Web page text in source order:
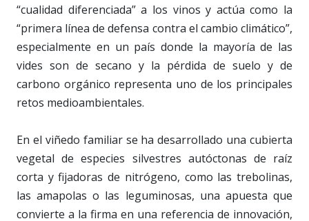
“cualidad diferenciada” a los vinos y actúa como la
“primera línea de defensa contra el cambio climático”,
especialmente en un país donde la mayoría de las
vides son de secano y la pérdida de suelo y de
carbono orgánico representa uno de los principales
retos medioambientales.
En el viñedo familiar se ha desarrollado una cubierta
vegetal de especies silvestres autóctonas de raíz
corta y fijadoras de nitrógeno, como las trebolinas,
las amapolas o las leguminosas, una apuesta que
convierte a la firma en una referencia de innovación,